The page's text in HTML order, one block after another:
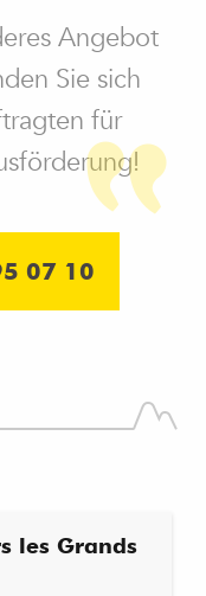
Angebot
Sie sich
für
07 10
les Grands